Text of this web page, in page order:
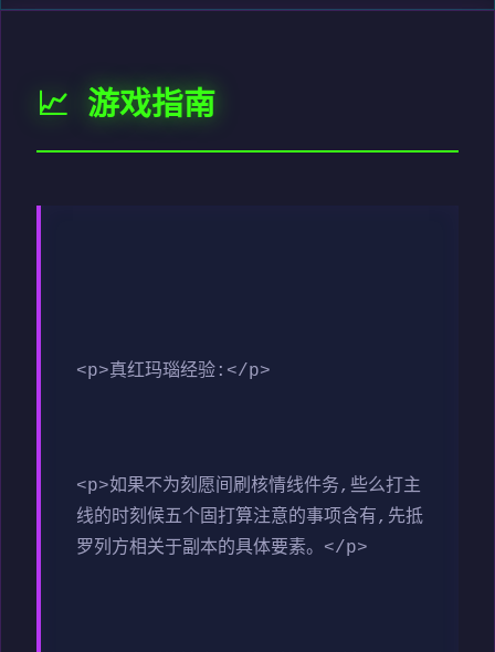
📈 游戏指南
<p>真红玛瑙经验:</p>
<p>如果不为刻愿间刷核情线件务,些么打主
线的时刻候五个固打算注意的事项含有,先抵
罗列方相关于副本的具体要素。</p>